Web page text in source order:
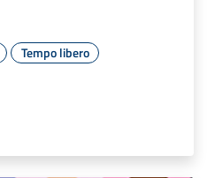
Tempo libero